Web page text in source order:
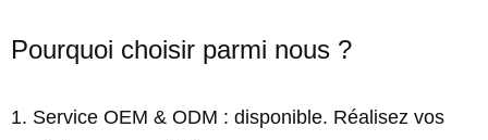
Pourquoi choisir parmi nous ?
1. Service OEM & ODM : disponible. Réalisez vos